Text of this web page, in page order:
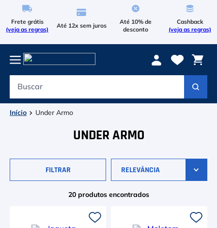
Frete grátis
(veja as regras)
Até 12x sem juros
Até 10% de
desconto
Cashback
(veja as regras)
Under Armo
UNDER ARMO
FILTRAR RELEVÂNCIA
20 produtos
Termos mais buscados
1º
Raqueteira
Asics Gel Resolution 9